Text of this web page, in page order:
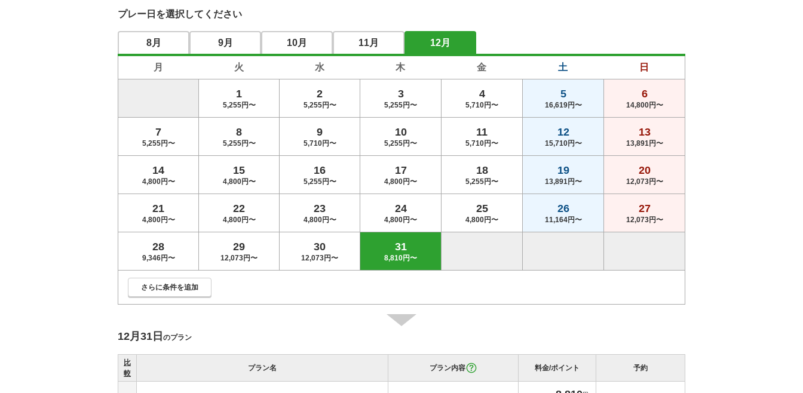
プレー日を選択してください
8月 9月 10月 11月 12月
月 火 水 木 金 土 日
1
5,255円〜
2
5,255円〜
3
5,255円〜
4
5,710円〜
5
16,619円〜
6
14,800円〜
7
5,255円〜
8
5,255円〜
9
5,710円〜
10
5,255円〜
11
5,710円〜
12
15,710円〜
13
13,891円〜
14
4,800円〜
15
4,800円〜
16
5,255円〜
17
4,800円〜
18
5,255円〜
19
13,891円〜
20
12,073円〜
21
4,800円〜
22
4,800円〜
23
4,800円〜
24
4,800円〜
25
4,800円〜
26
11,164円〜
27
12,073円〜
28
9,346円〜
29
12,073円〜
30
12,073円〜
31
8,810円〜
さらに条件を追加
12月31日 のプラン
比
較
プラン名 プラン内容 料金/ポイント 予約